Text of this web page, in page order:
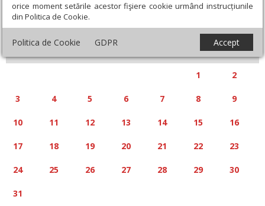
orice moment setările acestor fişiere cookie urmând instrucțiunile
din Politica de Cookie.
Politica de Cookie GDPR Accept
« »
MARTIE 2025
S D
1 2
3 4 5 6 7 8 9
10 11 12 13 14 15 16
17 18 19 20 21 22 23
24 25 26 27 28 29 30
31